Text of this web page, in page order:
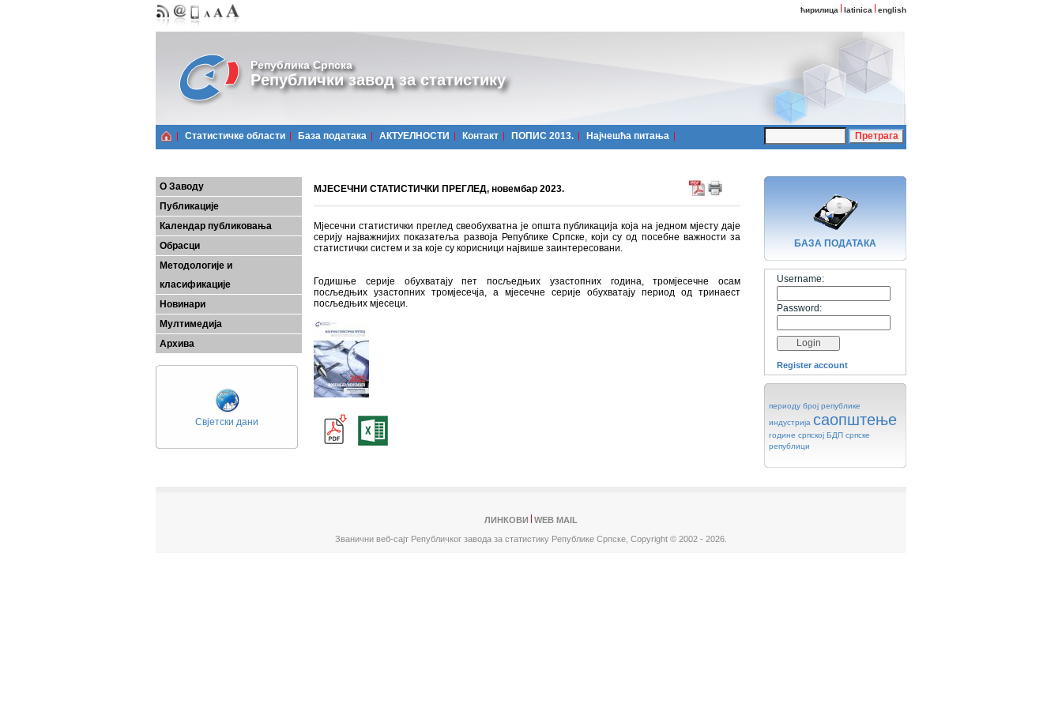
ћирилица latinica english
Република Српска
Републички завод за статистику
Статистичке области Базa података АКТУЕЛНОСТИ Контакт ПОПИС 2013. Најчешћa питања
О Заводу
Публикације
Календар публиковања
Обрасци
Методологије и
класификације
Новинари
Мултимедија
Архива
Свјетски дани
МЈЕСЕЧНИ СТАТИСТИЧКИ ПРЕГЛЕД, новембар 2023.
Мјесечни статистички преглед свеобухватна је општа публикација која на једном мјесту даје
серију најважнијих показатеља развоја Републике Српске, који су од посебне важности за
статистички систем и за које су корисници највише заинтересовани.
Годишње серије обухватају пет посљедњих узастопних година, тромјесечне осам
посљедњих узастопних тромјесечја, а мјесечне серије обухватају период од тринаест
посљедњих мјесеци.
БАЗA ПОДАТАКА
Username:
Password:
Register account
периоду број републике
индустрија саопштење
године српској БДП српске
републици
ЛИНКОВИ
WEB MAIL
Званични веб-сајт Републичког завода за статистику Републике Српске, Copyright © 2002 - 2026.